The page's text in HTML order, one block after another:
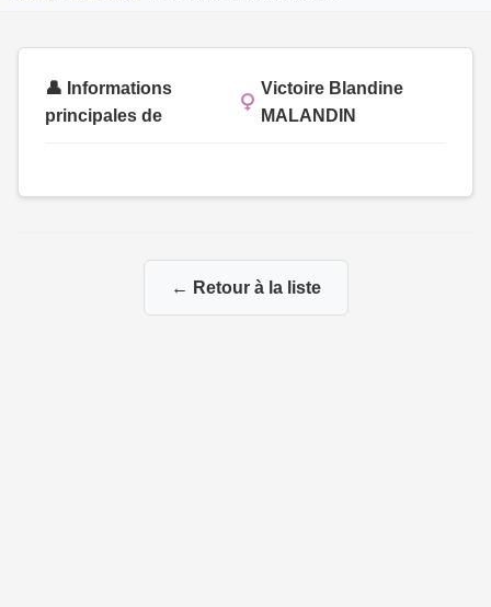
👤 Informations
principales de
Victoire Blandine
MALANDIN
← Retour à la liste